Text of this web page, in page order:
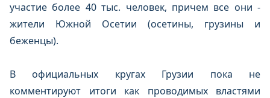
участие более 40 тыс. человек, причем все они -
жители Южной Осетии (осетины, грузины и
беженцы).
В официальных кругах Грузии пока не
комментируют итоги как проводимых властями